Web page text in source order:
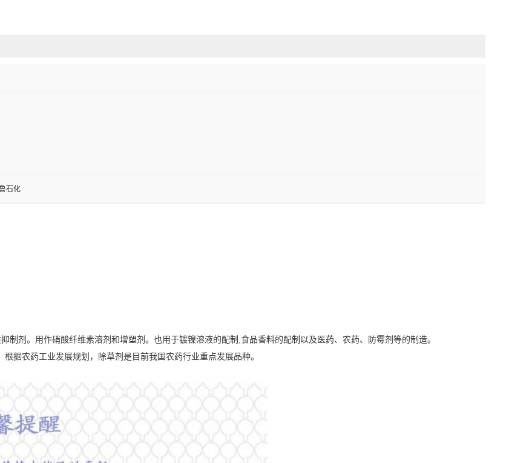
石化
制剂。用作硝酸纤维素溶剂和增塑剂。也用于镀镍溶液的配制,食品香料的配制以及医药、农药、防霉剂等的制造。
根据农药工业发展规划 ，除草剂是目前我国农药行业重点发展品种。